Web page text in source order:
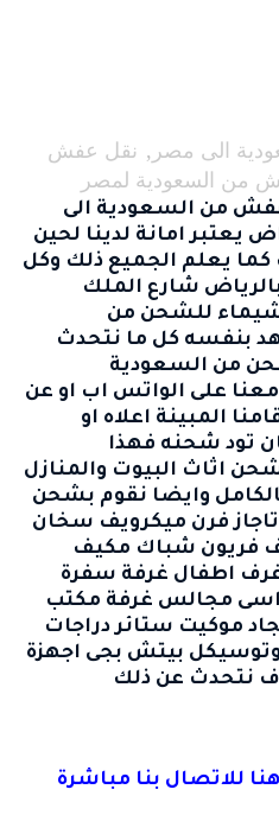
الى مصر , نقل عفش
من السعودية لمصر
من السعودية الى
يعتبر امانة لدينا لحين
كما يعلم الجميع ذلك وكل
بالرياض شارع الملك
للشحن من
بنفسه كل ما نتحدث
من السعودية
على الواتس اب او عن
المبينة اعلاه او
تود شحنه فهذا
اثاث البيوت والمنازل
وايضا نقوم بشحن
فرن ميكرويف سخان
فريون شباك مكيف
اطفال غرفة سفرة
مجالس غرفة مكتب
موكيت ستائر دراجات
بيتش بجى اجهزة
نتحدث عن ذلك